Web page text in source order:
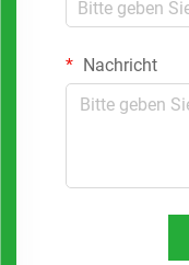
Nachricht